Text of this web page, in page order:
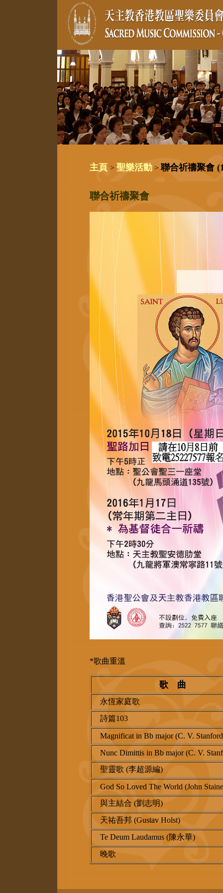
主頁 > 聖樂活動 > 聯合祈禱聚會
聯合祈禱聚會
*歌曲重溫
歌 曲
永恆家庭歌
詩篇103
Magnificat in Bb major (C. V.
Nunc Dimittis in Bb major (C. V.
聖靈歌 (李超源編)
God So Loved The World (John
與主結合 (劉志明)
天祐吾邦 (Gustav Holst)
Te Deum Laudamus (陳永華)
晚歌